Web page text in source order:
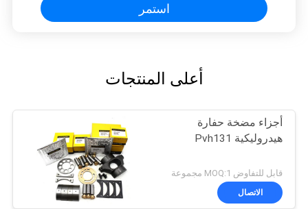
استمر
أعلى المنتجات
أجزاء مضخة حفارة
هيدروليكية Pvh131
قابل للتفاوض MOQ:1 مجموعة
الاتصال